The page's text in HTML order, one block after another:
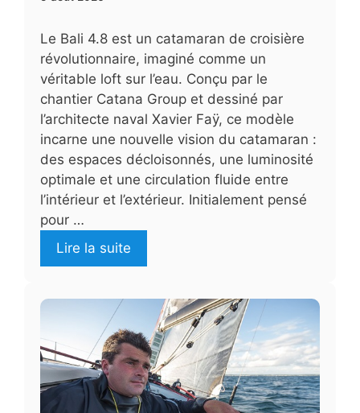
Le Bali 4.8 est un catamaran de croisière
révolutionnaire, imaginé comme un
véritable loft sur l’eau. Conçu par le
chantier Catana Group et dessiné par
l’architecte naval Xavier Faÿ, ce modèle
incarne une nouvelle vision du catamaran :
des espaces décloisonnés, une luminosité
optimale et une circulation fluide entre
l’intérieur et l’extérieur. Initialement pensé
pour …
Lire la suite